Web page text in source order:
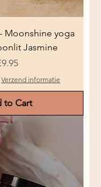
Moonshine yoga
Jasmine
Verzend informatie
to Cart